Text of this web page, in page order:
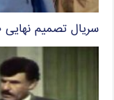
سریال تصمیم نهایی ۱۳۸۰